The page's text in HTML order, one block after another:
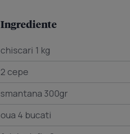
Ingrediente
chiscari 1 kg
2 cepe
smantana 300gr
oua 4 bucati